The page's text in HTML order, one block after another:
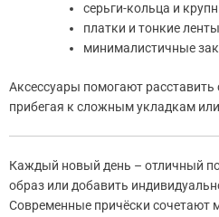
серьги-кольца и
платки и тонкие
минималистичные
Аксессуары помогают
прибегая к сложным укладкам
Каждый новый день – отличный
образ или добавить
Современные причёски сочетают